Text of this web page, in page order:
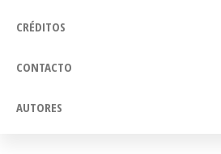
CRÉDITOS
CONTACTO
AUTORES